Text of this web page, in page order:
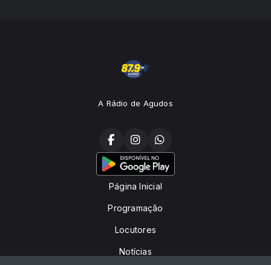
A Rádio de Agudos
Página Inicial
Programação
Locutores
Notícias